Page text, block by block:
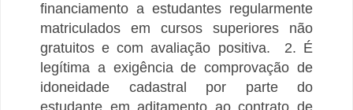
financiamento a estudantes regularmente
matriculados em cursos superiores não
gratuitos e com avaliação positiva.
2. É
legítima a exigência de comprovação de
idoneidade cadastral por parte do